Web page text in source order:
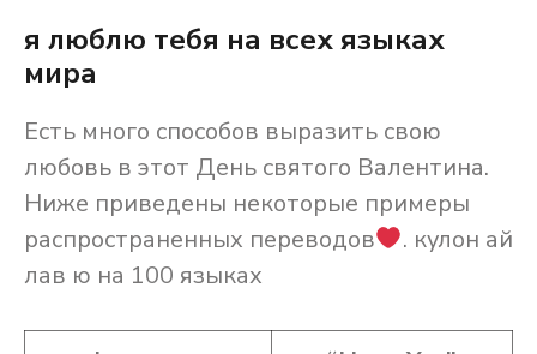
я люблю тебя на всех языках
мира
Есть много способов выразить свою
любовь в этот День святого Валентина.
Ниже приведены некоторые примеры
распространенных переводов
. кулон ай
лав ю на 100 языках